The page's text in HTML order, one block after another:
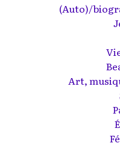
(Auto)/
Art,